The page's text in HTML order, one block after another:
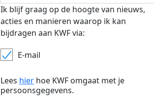
Ik blijf graag op de hoogte van nieuws,
acties en manieren waarop ik kan
bijdragen aan KWF via:
E-mail
Lees hier hoe KWF omgaat met je
persoonsgegevens.